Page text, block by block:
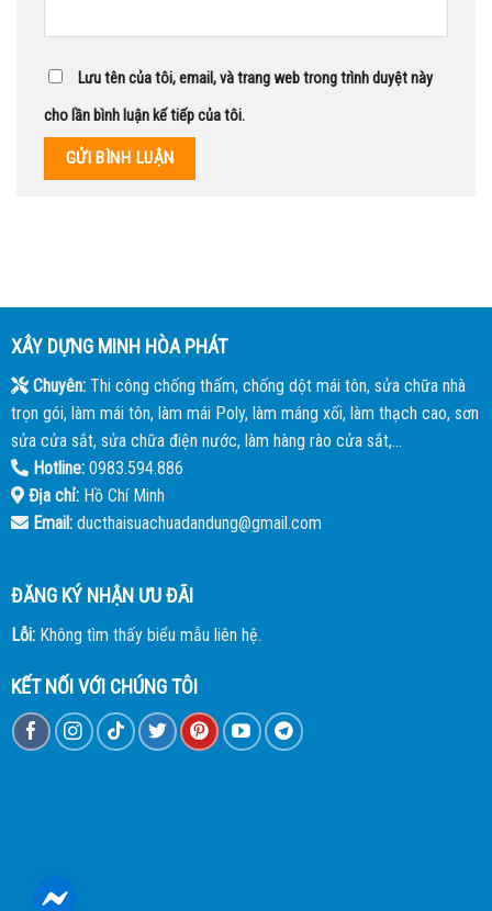
Lưu tên của tôi, email, và trang web trong trình duyệt này
cho lần bình luận kế tiếp của tôi.
XÂY DỰNG MINH HÒA PHÁT
Chuyên:Thi công chống thấm, chống dột mái tôn, sửa chữa nhà
trọn gói, làm mái tôn, làm mái Poly, làm máng xối, làm thạch cao, sơn
sửa cửa sắt, sửa chữa điện nước, làm hàng rào cửa sắt,...
Hotline:0983.594.886
Địa chỉ:Hồ Chí Minh
Email:ducthaisuachuadandung@gmail.com
ĐĂNG KÝ NHẬN ƯU ĐÃI
Lỗi:Không tìm thấy biểu mẫu liên hệ.
KẾT NỐI VỚI CHÚNG TÔI